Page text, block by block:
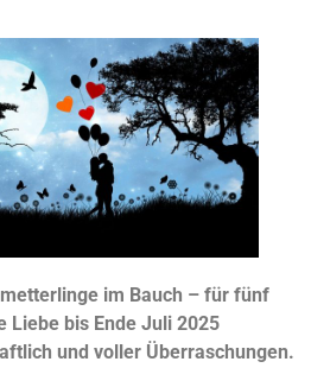
im Bauch – für fünf
Liebe bis Ende Juli 2025
und voller Überraschungen.